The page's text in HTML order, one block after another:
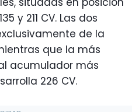
y 211 CV. Las dos
de la
que la más
acumulador más
226 CV.